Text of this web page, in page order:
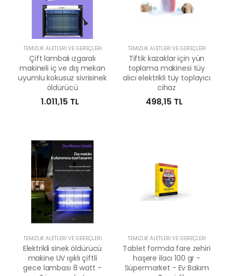
TEMIZLIK ALETLERI VE GEREÇLERI
Çift lambalı ızgaralı
makineli iç ve dış mekan
uyumlu kokusuz sivrisinek
öldürücü
1.011,15 TL
TEMIZLIK ALETLERI VE GEREÇLERI
Tiftik kazaklar için yün
toplama makinesi tüy
alıcı elektrikli tüy toplayıcı
cihaz
498,15 TL
TEMIZLIK ALETLERI VE GEREÇLERI
Elektrikli sinek öldürücü
makine UV ışıklı çiftli
gece lambası 8 watt -
TEMIZLIK ALETLERI VE GEREÇLERI
Tablet formda fare zehiri
haşere ilacı 100 gr -
Süpermarket - Ev Bakım